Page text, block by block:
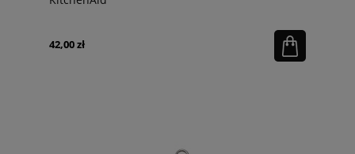
42,00 zł